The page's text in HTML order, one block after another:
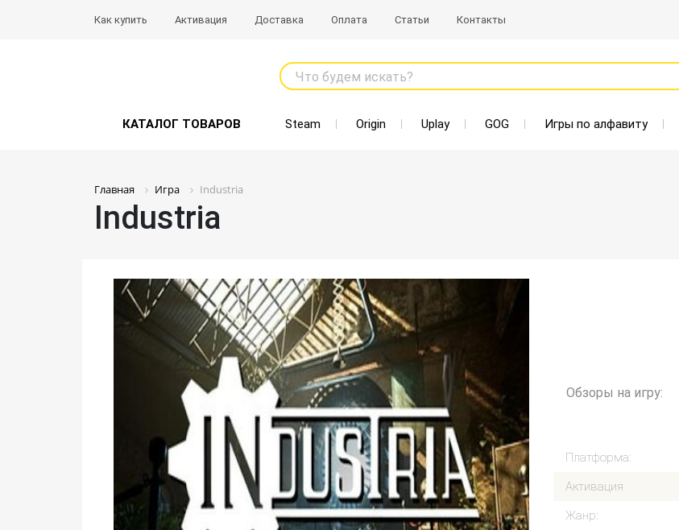
Как купить Активация Доставка Оплата Статьи Контакты
Что будем искать?
КАТАЛОГ ТОВАРОВ Steam Origin Uplay GOG Игры по алфавиту
Главная Игра Industria
Industria
Обзоры на игру:
Платформа:
Активация
Жанр: